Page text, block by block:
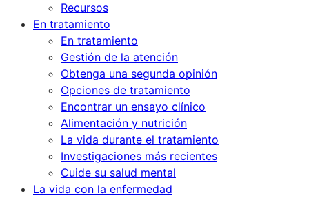
Recursos
En tratamiento
En tratamiento
Gestión de la atención
Obtenga una segunda opinión
Opciones de tratamiento
Encontrar un ensayo clínico
Alimentación y nutrición
La vida durante el tratamiento
Investigaciones más recientes
Cuide su salud mental
La vida con la enfermedad